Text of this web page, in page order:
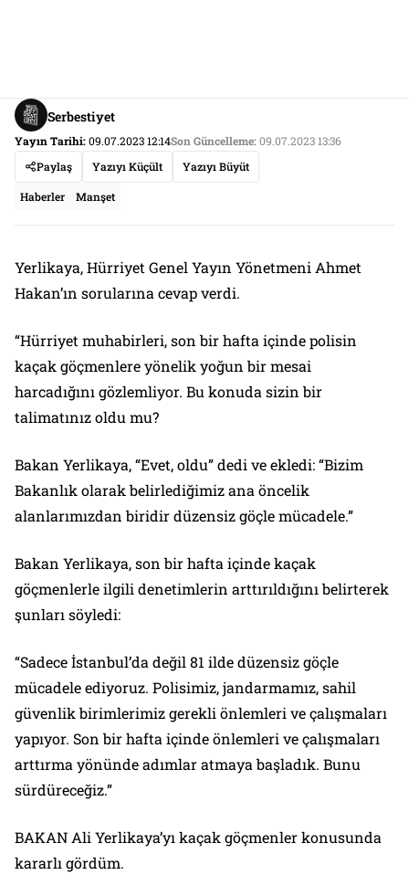
Serbestiyet
Yayın Tarihi:09.07.2023 12:14Son Güncelleme:09.07.2023 13:36
Paylaş
Yazıyı Küçült Yazıyı Büyüt
Haberler Manşet
Yerlikaya, Hürriyet Genel Yayın Yönetmeni Ahmet
Hakan’ın sorularına cevap verdi.
“Hürriyet muhabirleri, son bir hafta içinde polisin
kaçak göçmenlere yönelik yoğun bir mesai
harcadığını gözlemliyor. Bu konuda sizin bir
talimatınız oldu mu?
Bakan Yerlikaya, “Evet, oldu” dedi ve ekledi: “Bizim
Bakanlık olarak belirlediğimiz ana öncelik
alanlarımızdan biridir düzensiz göçle mücadele.”
Bakan Yerlikaya, son bir hafta içinde kaçak
göçmenlerle ilgili denetimlerin arttırıldığını belirterek
şunları söyledi:
“Sadece İstanbul’da değil 81 ilde düzensiz göçle
mücadele ediyoruz. Polisimiz, jandarmamız, sahil
güvenlik birimlerimiz gerekli önlemleri ve çalışmaları
yapıyor. Son bir hafta içinde önlemleri ve çalışmaları
arttırma yönünde adımlar atmaya başladık. Bunu
sürdüreceğiz.”
BAKAN Ali Yerlikaya’yı kaçak göçmenler konusunda
kararlı gördüm.